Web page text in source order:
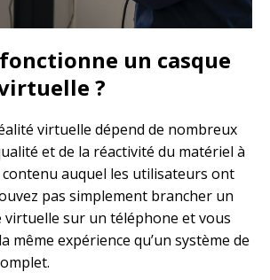
un casque
?
virtuelle dépend de nombreux
et de la réactivité du matériel à
auquel les utilisateurs ont
pas simplement brancher un
virtuelle sur un téléphone et vous
même expérience qu’un système de